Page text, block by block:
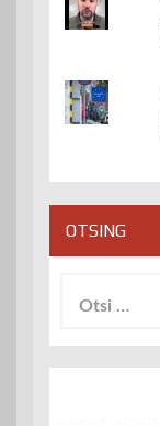
OTSING